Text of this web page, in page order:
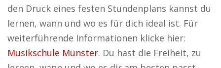
den Druck eines festen Stundenplans kannst du
lernen, wann und wo es für dich ideal ist. Für
weiterführende Informationen klicke hier:
Musikschule Münster. Du hast die Freiheit, zu